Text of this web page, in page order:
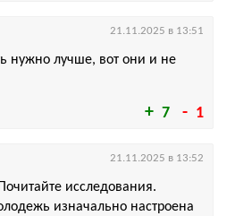
7 1
нужно лучше, вот они и не
21.11.2025 в 13:51
исследования.
изначально настроена
21.11.2025 в 13:52